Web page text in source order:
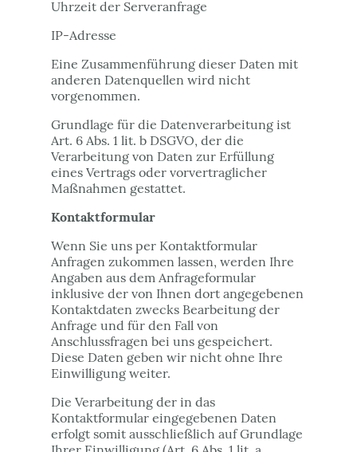
Uhrzeit der Serveranfrage
IP-Adresse
Eine Zusammenführung dieser Daten mit
anderen Datenquellen wird nicht
vorgenommen.
Grundlage für die Datenverarbeitung ist
Art. 6 Abs. 1 lit. b DSGVO, der die
Verarbeitung von Daten zur Erfüllung
eines Vertrags oder vorvertraglicher
Maßnahmen gestattet.
Kontaktformular
Wenn Sie uns per Kontaktformular
Anfragen zukommen lassen, werden Ihre
Angaben aus dem Anfrageformular
inklusive der von Ihnen dort angegebenen
Kontaktdaten zwecks Bearbeitung der
Anfrage und für den Fall von
Anschlussfragen bei uns gespeichert.
Diese Daten geben wir nicht ohne Ihre
Einwilligung weiter.
Die Verarbeitung der in das
Kontaktformular eingegebenen Daten
erfolgt somit ausschließlich auf Grundlage